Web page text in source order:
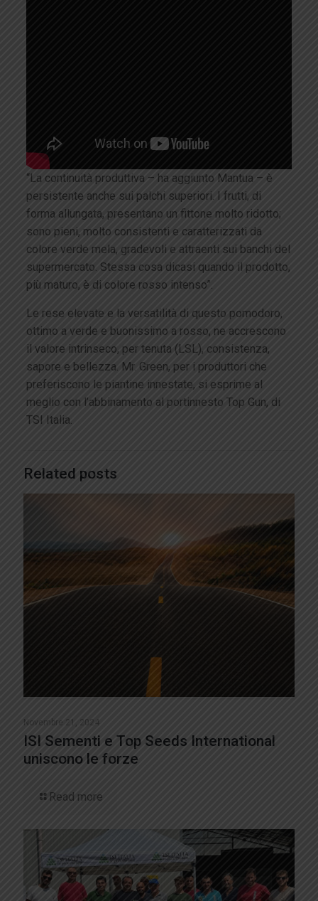
“La continuità produttiva – ha aggiunto Mantua – è
persistente anche sui palchi superiori. I frutti, di
forma allungata, presentano un fittone molto ridotto;
sono pieni, molto consistenti e caratterizzati da
colore verde mela, gradevoli e attraenti sui banchi del
supermercato. Stessa cosa dicasi quando il prodotto,
più maturo, è di colore rosso intenso”.
Le rese elevate e la versatilità di questo pomodoro,
ottimo a verde e buonissimo a rosso, ne accrescono
il valore intrinseco, per tenuta (LSL), consistenza,
sapore e bellezza. Mr. Green, per i produttori che
preferiscono le piantine innestate, si esprime al
meglio con l’abbinamento al portinnesto Top Gun, di
TSI Italia.
Related posts
Novembre 21, 2024
ISI Sementi e Top Seeds International
uniscono le forze
Read more